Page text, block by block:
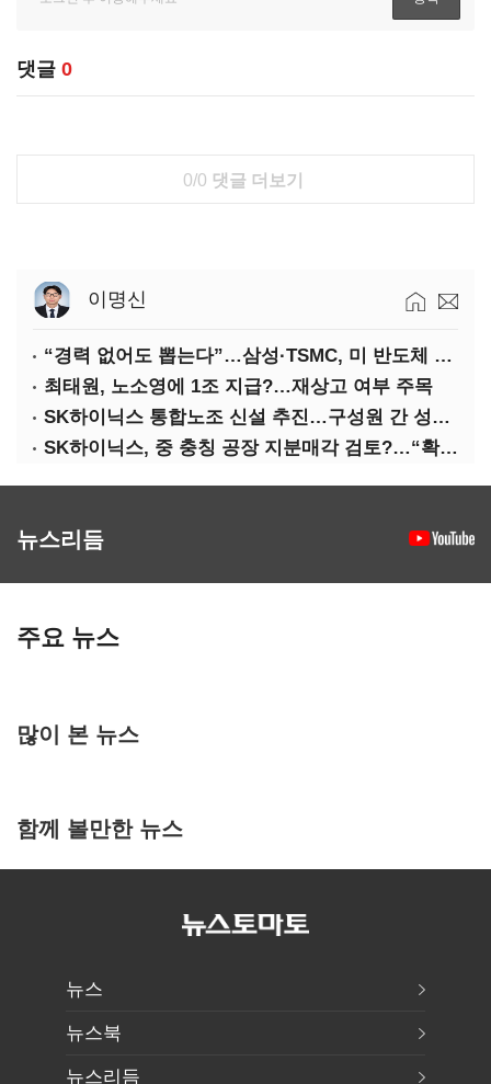
댓글 0
0/0 댓글 더보기
이명신
“경력 없어도 뽑는다”…삼성·TSMC, 미 반도체 인재 쟁탈전
최태원, 노소영에 1조 지급?…재상고 여부 주목
SK하이닉스 통합노조 신설 추진…구성원 간 성과급 불만 확산
SK하이닉스, 중 충칭 공장 지분매각 검토?…“확정된 바 없어”
뉴스리듬
주요 뉴스
많이 본 뉴스
함께 볼만한 뉴스
뉴스
뉴스북
뉴스리듬